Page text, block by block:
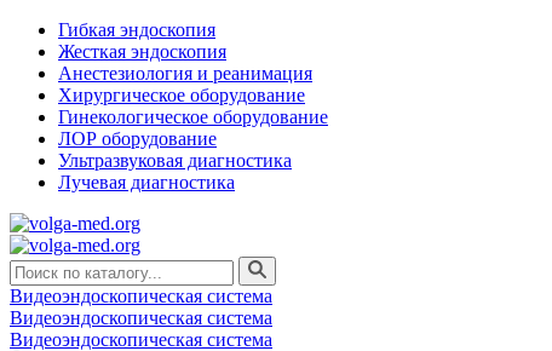
Гибкая эндоскопия
Жесткая эндоскопия
Анестезиология и реанимация
Хирургическое оборудование
Гинекологическое оборудование
ЛОР оборудование
Ультразвуковая диагностика
Лучевая диагностика
Видеоэндоскопическая система
Видеоэндоскопическая система
Видеоэндоскопическая система